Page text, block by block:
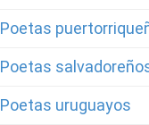
Poetas
Poetas
Poetas uruguayos